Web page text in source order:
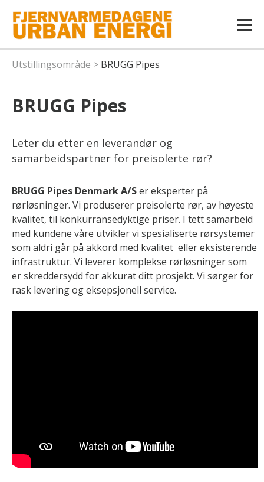
Utstillingsområde > BRUGG Pipes
BRUGG Pipes
Leter du etter en leverandør og
samarbeidspartner for preisolerte rør?
BRUGG Pipes Denmark A/Ser eksperter på
rørløsninger. Vi produserer preisolerte rør, av høyeste
kvalitet, til konkurransedyktige priser. I tett samarbeid
med kundene våre utvikler vi spesialiserte rørsystemer
som aldri går på akkord med kvalitet eller eksisterende
infrastruktur. Vi leverer komplekse rørløsninger som
er skreddersydd for akkurat ditt prosjekt. Vi sørger for
rask levering og eksepsjonell service.